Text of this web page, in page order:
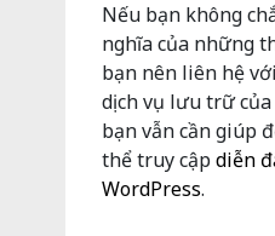
Nếu bạn không
nghĩa của những
bạn nên liên hệ
dịch vụ lưu trữ
bạn vẫn cần giúp
thể truy cậpdiễn
WordPress.